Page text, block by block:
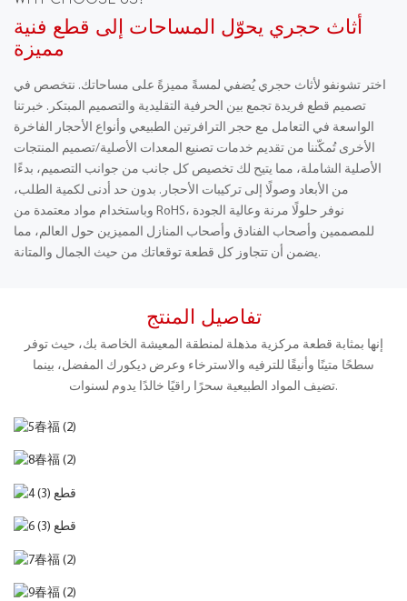
أثاث حجري يحوّل المساحات إلى قطع فنية
مميزة
اختر تشونفو لأثاث حجري يُضفي لمسةً مميزةً على مساحاتك. نتخصص في
تصميم قطع فريدة تجمع بين الحرفية التقليدية والتصميم المبتكر. خبرتنا
الواسعة في التعامل مع حجر الترافرتين الطبيعي وأنواع الأحجار الفاخرة
الأخرى تُمكّننا من تقديم خدمات تصنيع المعدات الأصلية/تصميم المنتجات
الأصلية الشاملة، مما يتيح لك تخصيص كل جانب من جوانب التصميم، بدءًا
من الأبعاد وصولًا إلى تركيبات الأحجار. بدون حد أدنى لكمية الطلب،
وباستخدام مواد معتمدة من RoHS، نوفر حلولًا مرنة وعالية الجودة
للمصممين وأصحاب الفنادق وأصحاب المنازل المميزين حول العالم، مما
يضمن أن تتجاوز كل قطعة توقعاتك من حيث الجمال والمتانة.
تفاصيل المنتج
إنها بمثابة قطعة مركزية مذهلة لمنطقة المعيشة الخاصة بك، حيث توفر
سطحًا متينًا وأنيقًا للترفيه والاسترخاء وعرض ديكورك المفضل، بينما
تضيف المواد الطبيعية سحرًا راقيًا خالدًا يدوم لسنوات.